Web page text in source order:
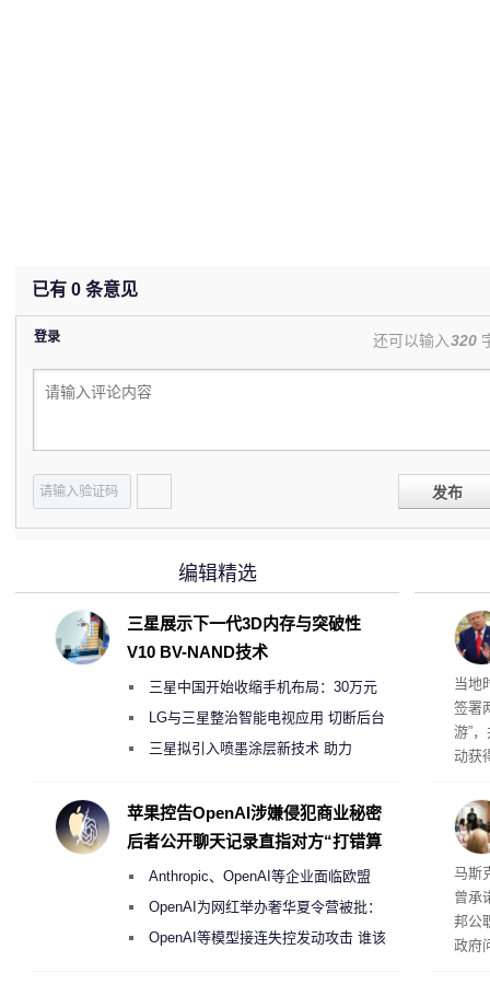
已有 0 条意见
登录 还可以输入320
发布
育
当地
签署
游”
动获
育
行动
果
马斯
曾承
邦公
政府
编辑精选
三星展示下一代3D内存与突破性
V10 BV-NAND技术
三星中国开始收缩手机布局：30万元
月销售额不达标门店 将被逐步清退
LG与三星整治智能电视应用 切断后台
偷偷共享带宽的违规行为
三星拟引入喷墨涂层新技术 助力
度
苹果控告OpenAI涉嫌侵犯商业秘密
后者公开聊天记录直指对方“打错算
Anthropic、OpenAI等企业面临欧盟
《人工智能法案》全新执法权限审查
OpenAI为网红举办奢华夏令营被批：
2000美元一晚 遭讽“反乌托邦”
OpenAI等模型接连失控发动攻击 谁该